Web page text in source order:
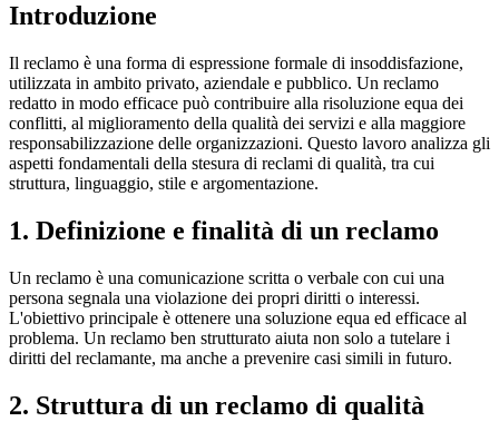
Introduzione
Il reclamo è una forma di espressione formale di insoddisfazione,
utilizzata in ambito privato, aziendale e pubblico. Un reclamo
redatto in modo efficace può contribuire alla risoluzione equa dei
conflitti, al miglioramento della qualità dei servizi e alla maggiore
responsabilizzazione delle organizzazioni. Questo lavoro analizza gli
aspetti fondamentali della stesura di reclami di qualità, tra cui
struttura, linguaggio, stile e argomentazione.
1. Definizione e finalità di un reclamo
Un reclamo è una comunicazione scritta o verbale con cui una
persona segnala una violazione dei propri diritti o interessi.
L'obiettivo principale è ottenere una soluzione equa ed efficace al
problema. Un reclamo ben strutturato aiuta non solo a tutelare i
diritti del reclamante, ma anche a prevenire casi simili in futuro.
2. Struttura di un reclamo di qualità